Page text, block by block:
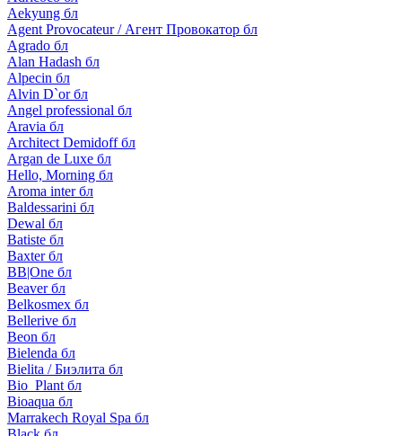
Aekyung бл
Agent Provocateur / Агент Провокатор бл
Agrado бл
Alan Hadash бл
Alpecin бл
Alvin D`or бл
Angel professional бл
Aravia бл
Architect Demidoff бл
Argan de Luxe бл
Hello, Morning бл
Aroma inter бл
Baldessarini бл
Dewal бл
Batiste бл
Baxter бл
BB|One бл
Beaver бл
Belkosmex бл
Bellerive бл
Beon бл
Bielenda бл
Bielita / Биэлита бл
Bio_Plant бл
Bioaqua бл
Marrakech Royal Spa бл